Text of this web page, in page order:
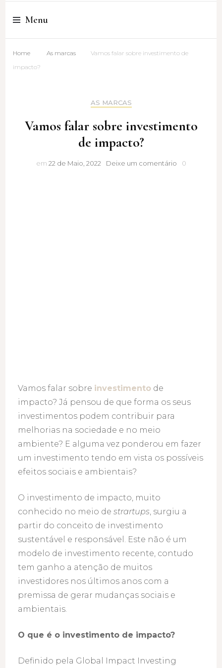
Cristina Amaro
Menu
Home As marcas
Vamos falar sobre investimento de
impacto?
AS MARCAS
Vamos falar sobre investimento
de impacto?
em 22 de Maio, 2022 Deixe um comentárioVamos
0
Vamos falar sobre investimento de
impacto? Já pensou de que forma os seus
investimentos podem contribuir para
melhorias na sociedade e no meio
ambiente? E alguma vez ponderou em fazer
um investimento tendo em vista os possíveis
efeitos sociais e ambientais?
O investimento de impacto, muito
conhecido no meio destrartups, surgiu a
partir do conceito de investimento
sustentável e responsável. Este não é um
modelo de investimento recente, contudo
tem ganho a atenção de muitos
investidores nos últimos anos com a
premissa de gerar mudanças sociais e
ambientais.
O que é o investimento de impacto?
Definido pela Global Impact Investing